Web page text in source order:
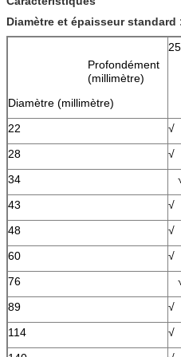
Diamètre et épaisseur standard
Profondément
(millimètre)
Diamètre (millimètre)
25
22 √
28
34
43
48
√
60
76
89
114
√